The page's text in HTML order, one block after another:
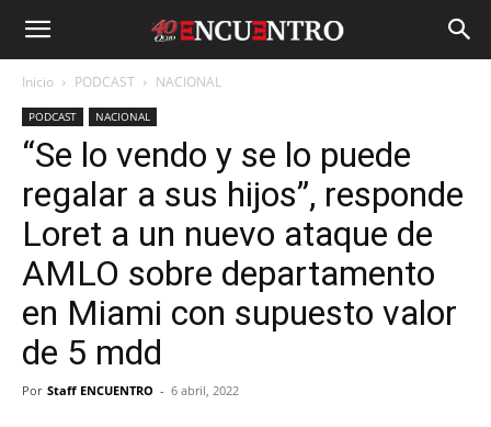
Inicio PODCAST NACIONAL
PODCAST NACIONAL
“Se lo vendo y se lo puede
regalar a sus hijos”, responde
Loret a un nuevo ataque de
AMLO sobre departamento
en Miami con supuesto valor
de 5 mdd
Por Staff ENCUENTRO - 6 abril, 2022